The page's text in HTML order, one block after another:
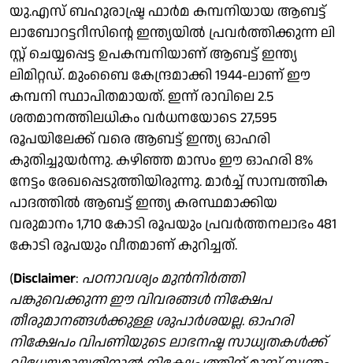
യു.എസ് ബഹുരാഷ്ട്ര ഫാർമ കമ്പനിയായ ആബട്ട്
ലാബോറട്ടറീസിന്റെ ഇന്ത്യയിൽ പ്രവർത്തിക്കുന്ന ലി​
സ്റ്റ് ചെയ്യപ്പെട്ട ഉപകമ്പനിയാണ് ആബട്ട് ഇന്ത്യ
ലിമിറ്റഡ്. മുംബൈ കേന്ദ്രമാക്കി 1944-ലാണ് ഈ
കമ്പനി സ്ഥാപിതമായത്. ഇന്ന് രാവിലെ 2.5
ശതമാനത്തിലധികം വർധനയോടെ 27,595
രൂപയിലേക്ക് വരെ ആബട്ട് ഇന്ത്യ ഓഹരി
കുതിച്ചുയർന്നു. കഴിഞ്ഞ മാസം ഈ ഓഹരി 8%
നേട്ടം രേഖപ്പെടുത്തിയിരുന്നു. മാർച്ച് സാമ്പത്തിക
പാ​ദത്തിൽ ആബട്ട് ഇന്ത്യ കരസ്ഥമാക്കിയ
വരുമാനം 1,710 കോടി രൂപയും പ്രവർത്തനലാഭം 481
കോടി രൂപയും വീതമാണ് കുറിച്ചത്.
(Disclaimer: പഠനാവശ്യം മുന്‍നിര്‍ത്തി
പങ്കുവെക്കുന്ന ഈ വിവരങ്ങള്‍ നിക്ഷേപ
തീരുമാനങ്ങള്‍ക്കുള്ള ശുപാര്‍ശയല്ല. ഓഹരി
നിക്ഷേപം വിപണിയുടെ ലാഭനഷ്ട സാധ്യതകള്‍ക്ക്